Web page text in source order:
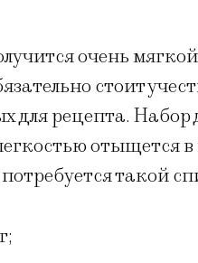
очень
стоит
для рецепта. Набор
отыщется
такой